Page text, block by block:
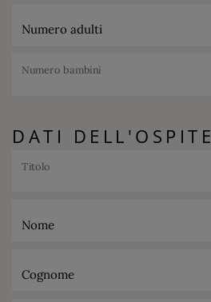
Numero adulti
Numero bambini
DATI DELL'OSPITE
Titolo
Nome
Cognome